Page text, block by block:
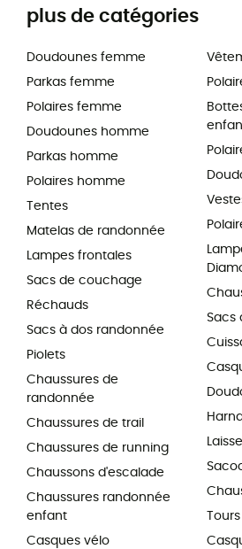
plus de catégories
Doudounes femme
Parkas femme
Polaires femme
Doudounes homme
Parkas homme
Polaires homme
Tentes
Matelas de randonnée
Lampes frontales
Sacs de couchage
Réchauds
Sacs à dos randonnée
Piolets
Chaussures de
randonnée
Chaussures de trail
Chaussures de running
Chaussons d'escalade
Chaussures randonnée
enfant
Casques vélo
Sacs